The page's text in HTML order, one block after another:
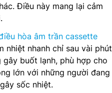
Điều này mang lại cảm
hòa âm trần cassette
nhiệt nhanh chỉ sau vài phút
buốt lạnh, phù hợp cho
lớn với những người đang
sốc nhiệt.